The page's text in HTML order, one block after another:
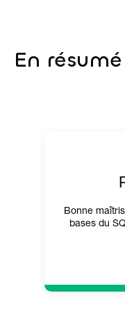
En résumé
Bonne
bases du